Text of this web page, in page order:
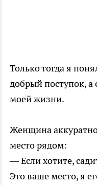
Только тогда я
добрый поступок,
моей жизни.
Женщина аккуратно
место рядом:
— Если хотите,
Это ваше место, я